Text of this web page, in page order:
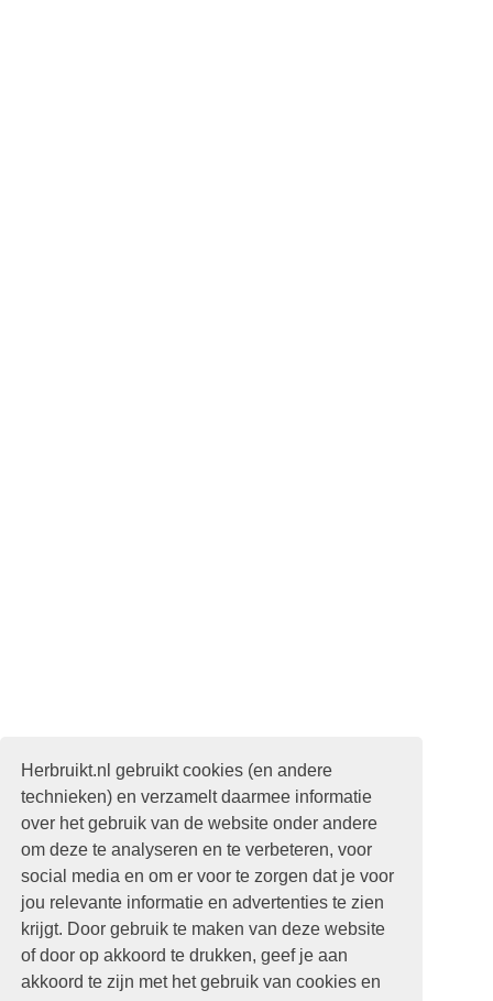
Herbruikt.nl gebruikt cookies (en andere
technieken) en verzamelt daarmee informatie
over het gebruik van de website onder andere
om deze te analyseren en te verbeteren, voor
social media en om er voor te zorgen dat je voor
jou relevante informatie en advertenties te zien
krijgt. Door gebruik te maken van deze website
of door op akkoord te drukken, geef je aan
akkoord te zijn met het gebruik van cookies en